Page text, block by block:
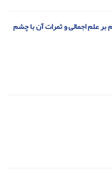
بر علم اجمالی و ثمرات آن با چشم